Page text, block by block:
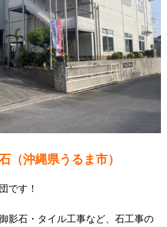
（沖縄県うるま市）
です！
影石・タイル工事など、石工事の